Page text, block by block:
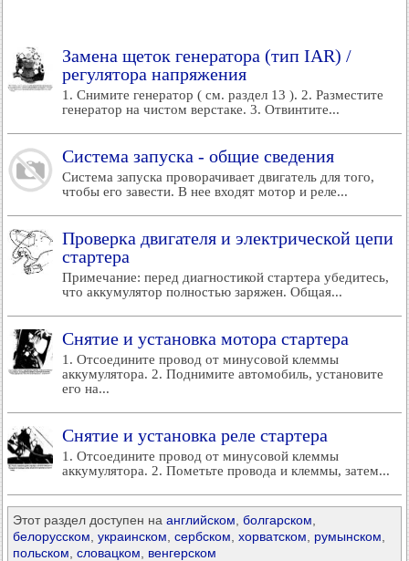
Замена щеток генератора (тип IAR) /
регулятора напряжения
1. Снимите генератор ( см. раздел 13 ). 2. Разместите
генератор на чистом верстаке. 3. Отвинтите...
Система запуска - общие сведения
Система запуска проворачивает двигатель для того,
чтобы его завести. В нее входят мотор и реле...
Проверка двигателя и электрической цепи
стартера
Примечание: перед диагностикой стартера убедитесь,
что аккумулятор полностью заряжен. Общая...
Снятие и установка мотора стартера
1. Отсоедините провод от минусовой клеммы
аккумулятора. 2. Поднимите автомобиль, установите
его на...
Снятие и установка реле стартера
1. Отсоедините провод от минусовой клеммы
аккумулятора. 2. Пометьте провода и клеммы, затем...
Этот раздел доступен на английском болгарском
белорусском украинском сербском хорватском румынском
польском словацком венгерском